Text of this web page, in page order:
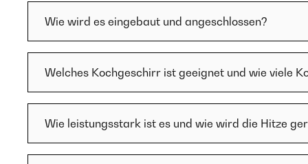
Wie wird es eingebaut und angeschlossen?
Welches Kochgeschirr ist geeignet und wie viele
Wie leistungsstark ist es und wie wird die Hitze